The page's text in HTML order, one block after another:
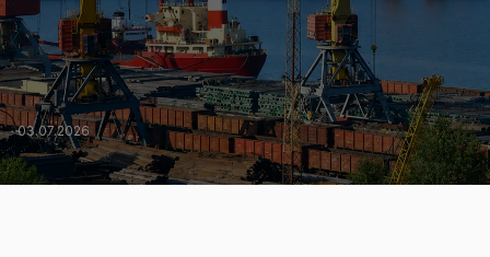
03.07.2026